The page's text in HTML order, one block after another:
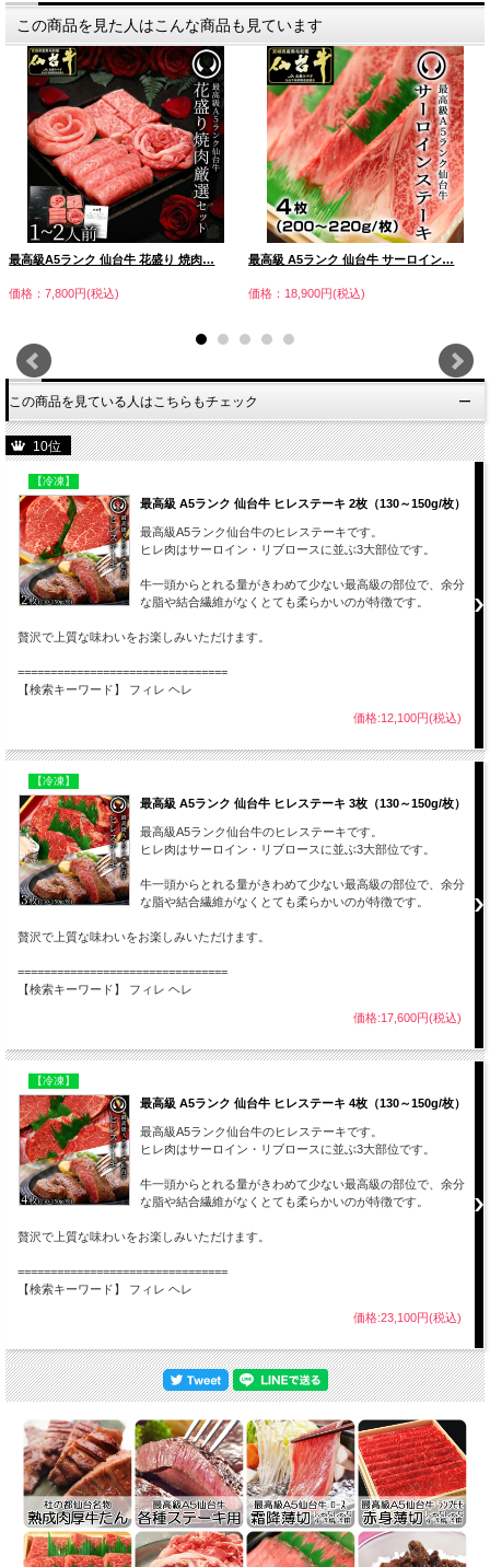
この商品を見た人はこんな商品も見ています
最高級A5ランク 仙台牛 花盛り 焼肉…
価格：7,800円(税込)
最高級 A5ランク 仙台牛 サーロイン…
価格：18,900円(税込)
この商品を見ている人はこちらもチェック
10位
【冷凍】
最高級 A5ランク 仙台牛 ヒレステーキ 2枚（130～150g/枚）
最高級A5ランク仙台牛のヒレステーキです。
ヒレ肉はサーロイン・リブロースに並ぶ3大部位です。
牛一頭からとれる量がきわめて少ない最高級の部位で、余分
な脂や結合繊維がなくとても柔らかいのが特徴です。
贅沢で上質な味わいをお楽しみいただけます。
================================
【検索キーワード】 フィレ ヘレ
価格:12,100円(税込)
【冷凍】
最高級 A5ランク 仙台牛 ヒレステーキ 3枚（130～150g/枚）
最高級A5ランク仙台牛のヒレステーキです。
ヒレ肉はサーロイン・リブロースに並ぶ3大部位です。
牛一頭からとれる量がきわめて少ない最高級の部位で、余分
な脂や結合繊維がなくとても柔らかいのが特徴です。
贅沢で上質な味わいをお楽しみいただけます。
================================
【検索キーワード】 フィレ ヘレ
価格:17,600円(税込)
【冷凍】
最高級 A5ランク 仙台牛 ヒレステーキ 4枚（130～150g/枚）
最高級A5ランク仙台牛のヒレステーキです。
ヒレ肉はサーロイン・リブロースに並ぶ3大部位です。
牛一頭からとれる量がきわめて少ない最高級の部位で、余分
な脂や結合繊維がなくとても柔らかいのが特徴です。
贅沢で上質な味わいをお楽しみいただけます。
================================
【検索キーワード】 フィレ ヘレ
価格:23,100円(税込)